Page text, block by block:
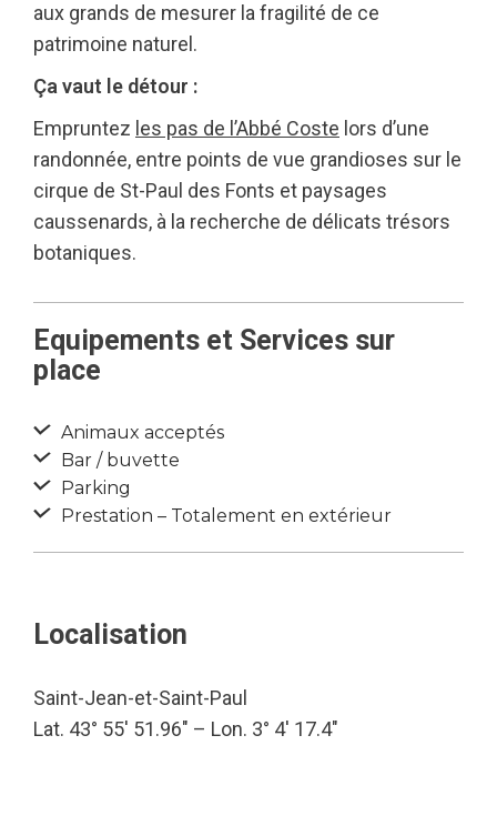
aux grands de mesurer la fragilité de ce
patrimoine naturel.
Ça vaut le détour :
Empruntez les pas de l’Abbé Coste lors d’une
randonnée, entre points de vue grandioses sur le
cirque de St-Paul des Fonts et paysages
caussenards, à la recherche de délicats trésors
botaniques.
Equipements et Services sur
place
Animaux acceptés
Bar / buvette
Parking
Prestation – Totalement en extérieur
Localisation
Saint-Jean-et-Saint-Paul
Lat. 43° 55′ 51.96″ – Lon. 3° 4′ 17.4″